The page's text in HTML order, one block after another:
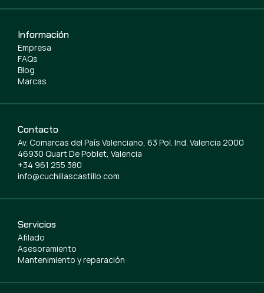
Servicios
Afilado
Asesoramiento
Mantenimiento y reparación
Información
Empresa
FAQs
Blog
Marcas
Contacto
Av. Comarcas del País Valenciano, 63 Pol. Ind. Valencia 2000
46930 Quart De Poblet, Valencia
+34 961 255 380
info@cuchillascastillo.com